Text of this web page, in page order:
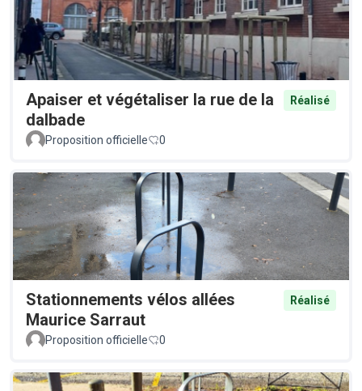
Apaiser et végétaliser la rue de la
dalbade
Réalisé
Proposition officielle 0
Stationnements vélos allées
Maurice Sarraut
Réalisé
Proposition officielle 0